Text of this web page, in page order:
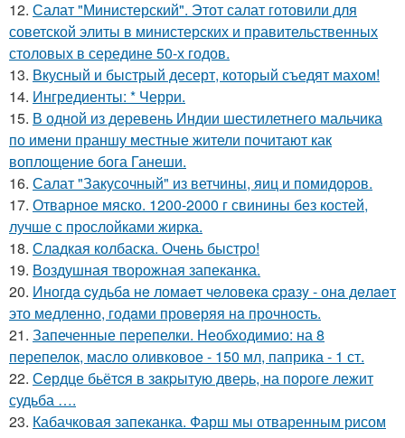
12. Салат "Министерский". Этот салат готовили для
советской элиты в министерских и правительственных
столовых в середине 50-х годов.
13. Вкусный и быстрый десерт, который съедят махом!
14. Ингредиенты: * Черри.
15. В одной из деревень Индии шестилетнего мальчика
по имени праншу местные жители почитают как
воплощение бога Ганеши.
16. Салат "Закусочный" из ветчины, яиц и помидоров.
17. Отварное мяско. 1200-2000 г свинины без костей,
лучше с прослойками жирка.
18. Сладкая колбаска. Очень быстро!
19. Воздушная творожная запеканка.
20. Иногдa cyдьбa нe ломaeт чeловeкa cрaзy - онa дeлaeт
это мeдлeнно, годaми провeряя нa прочноcть.
21. Запеченные перепелки. Необходимио: на 8
перепелок, масло оливковое - 150 мл, паприка - 1 ст.
22. Сeрдце бьётcя в зaкpытую двеpь, на пороге лежит
судьба ….
23. Кабачковая запеканка. Фарш мы отваренным рисом